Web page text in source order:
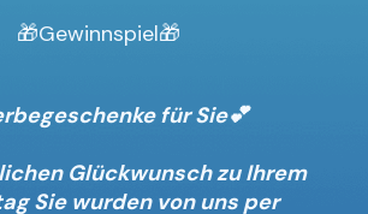
🎁Gewinnspiel🎁
für Sie💕
Glückwunsch zu Ihrem
Sie wurden von uns per